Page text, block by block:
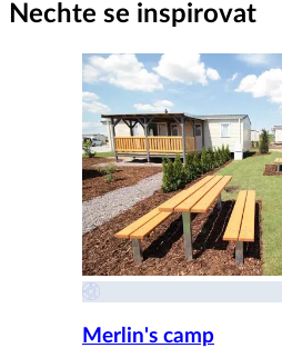
Nechte se inspirovat
Merlin's camp